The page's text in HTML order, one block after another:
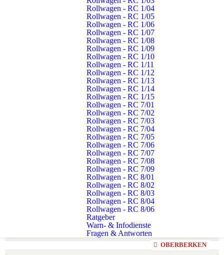
Rollwagen - RC 1/04
Rollwagen - RC 1/05
Rollwagen - RC 1/06
Rollwagen - RC 1/07
Rollwagen - RC 1/08
Rollwagen - RC 1/09
Rollwagen - RC 1/10
Rollwagen - RC 1/11
Rollwagen - RC 1/12
Rollwagen - RC 1/13
Rollwagen - RC 1/14
Rollwagen - RC 1/15
Rollwagen - RC 7/01
Rollwagen - RC 7/02
Rollwagen - RC 7/03
Rollwagen - RC 7/04
Rollwagen - RC 7/05
Rollwagen - RC 7/06
Rollwagen - RC 7/07
Rollwagen - RC 7/08
Rollwagen - RC 7/09
Rollwagen - RC 8/01
Rollwagen - RC 8/02
Rollwagen - RC 8/03
Rollwagen - RC 8/04
Rollwagen - RC 8/06
Ratgeber
Warn- & Infodienste
Fragen & Antworten
Löschgruppenfahrzeug – HLF 10/6
Florian Schorndorf 3/43
Mannschaftstransportwagen – MTW
Florian Schorndorf 4/19
Löschgruppenfahrzeug – LF 10/6
Florian Schorndorf 4/42
Mannschaftstransportwagen – MTW
Florian Schorndorf 5/19
Anhänger – Anhänger
Florian Schorndorf 5-Anhänger
OBERBERKEN